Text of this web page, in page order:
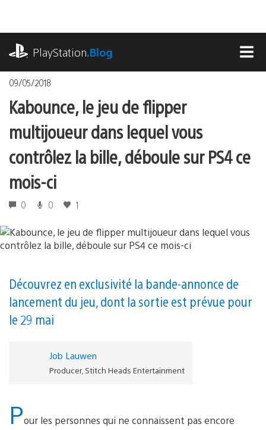
contenu
PlayStation.Blog
09/05/2018
Kabounce, le jeu de flipper
multijoueur dans lequel vous
contrôlez la bille, déboule sur PS4 ce
mois-ci
0 0 1
Découvrez en exclusivité la bande-annonce de
lancement du jeu, dont la sortie est prévue pour
le 29 mai
Job Lauwen
Producer, Stitch Heads Entertainment
Pour les personnes qui ne connaissent pas encore